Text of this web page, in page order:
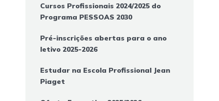
Cursos Profissionais 2024/2025 do
Programa PESSOAS 2030
Pré-inscrições abertas para o ano
letivo 2025-2026
Estudar na Escola Profissional Jean
Piaget